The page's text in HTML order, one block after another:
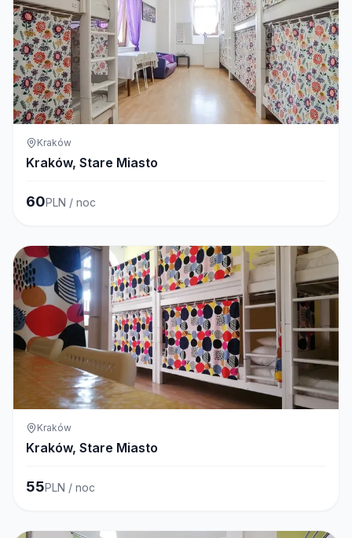
Kraków
Kraków, Stare Miasto
60PLN / noc
Kraków
Kraków, Stare Miasto
55PLN / noc